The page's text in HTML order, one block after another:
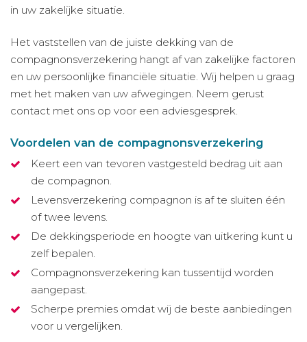
in uw zakelijke situatie.
Het vaststellen van de juiste dekking van de
compagnonsverzekering hangt af van zakelijke factoren
en uw persoonlijke financiële situatie. Wij helpen u graag
met het maken van uw afwegingen. Neem gerust
contact met ons op voor een adviesgesprek.
Voordelen van de compagnonsverzekering
Keert een van tevoren vastgesteld bedrag uit aan
de compagnon.
Levensverzekering compagnon is af te sluiten één
of twee levens.
De dekkingsperiode en hoogte van uitkering kunt u
zelf bepalen.
Compagnonsverzekering kan tussentijd worden
aangepast.
Scherpe premies omdat wij de beste aanbiedingen
voor u vergelijken.